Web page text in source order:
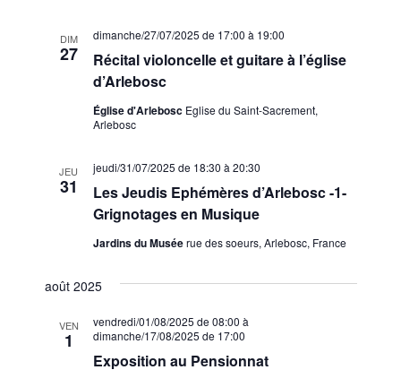
DIM
27
Récital violoncelle et guitare à l’église
d’Arlebosc
dimanche/27/07/2025 de 17:00 à 19:00
Église d'Arlebosc Eglise du Saint-Sacrement,
Arlebosc
JEU
31
Les Jeudis Ephémères d’Arlebosc -1-
Grignotages en Musique
jeudi/31/07/2025 de 18:30 à 20:30
Jardins du Muséerue des soeurs, Arlebosc, France
août 2025
VEN
1
Exposition au Pensionnat
vendredi/01/08/2025 de 08:00 à
dimanche/17/08/2025 de 17:00